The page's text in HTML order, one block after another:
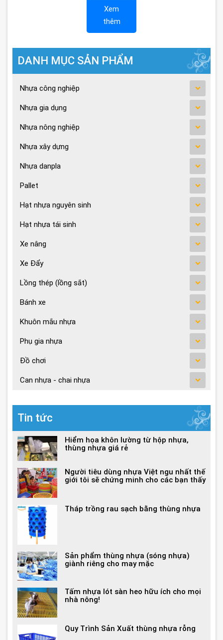
Xem
thêm
DANH MỤC SẢN PHẨM
Nhựa công nghiệp
Nhựa gia dụng
Nhựa nông nghiệp
Nhựa xây dựng
Nhựa danpla
Pallet
Hạt nhựa nguyên sinh
Hạt nhựa tái sinh
Xe nâng
Xe Đẩy
Lồng thép (lồng sắt)
Bánh xe
Khuôn mắu nhựa
Phụ gia nhựa
Đồ chơi
Can nhựa - chai nhựa
Tin tức
Hiểm họa khôn lường từ hộp nhựa,
thùng nhựa giá rẻ
Người tiêu dùng nhựa Việt ngu nhất thế
giới tôi sẽ chứng minh cho các bạn thấy
Tháp trồng rau sạch bằng thùng nhựa
Sản phẩm thùng nhựa (sóng nhựa)
giành riêng cho may mặc
Tấm nhựa lót sàn heo hữu ích cho mọi
nhà nông!
Quy Trình Sản Xuất thùng nhựa rỗng